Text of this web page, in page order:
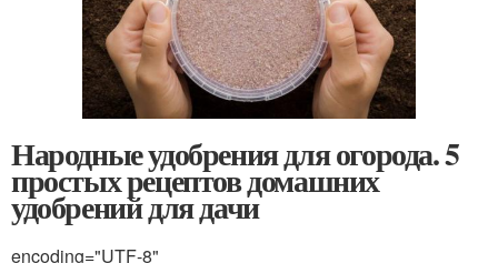
Народные удобрения для огорода. 5
простых рецептов домашних
удобрений для дачи
encoding="UTF-8"